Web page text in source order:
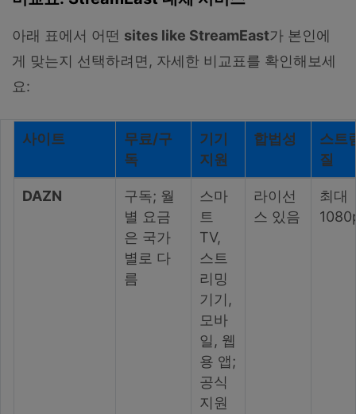
아래 표에서 어떤 sites like StreamEast가 본인에
게 맞는지 선택하려면, 자세한 비교표를 확인해보세
요:
사이트
무료/구
독
기기
지원
합법성
스트
질
DAZN
구독; 월
별 요금
은 국가
별로 다
름
스마
트
TV,
스트
리밍
기기,
모바
일, 웹
용 앱;
공식
지원
라이선
스 있음
최대